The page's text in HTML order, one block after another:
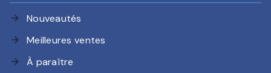
arrow_forward Nouveautés
arrow_forward Meilleures ventes
arrow_forward À paraître